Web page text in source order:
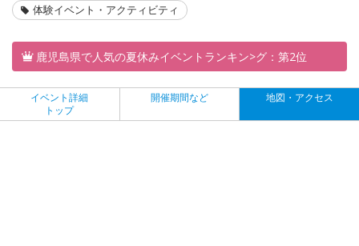
体験イベント・アクティビティ
鹿児島県で人気の夏休みイベントランキン>グ：第2位
イベント詳細
トップ
開催期間など 地図・アクセス